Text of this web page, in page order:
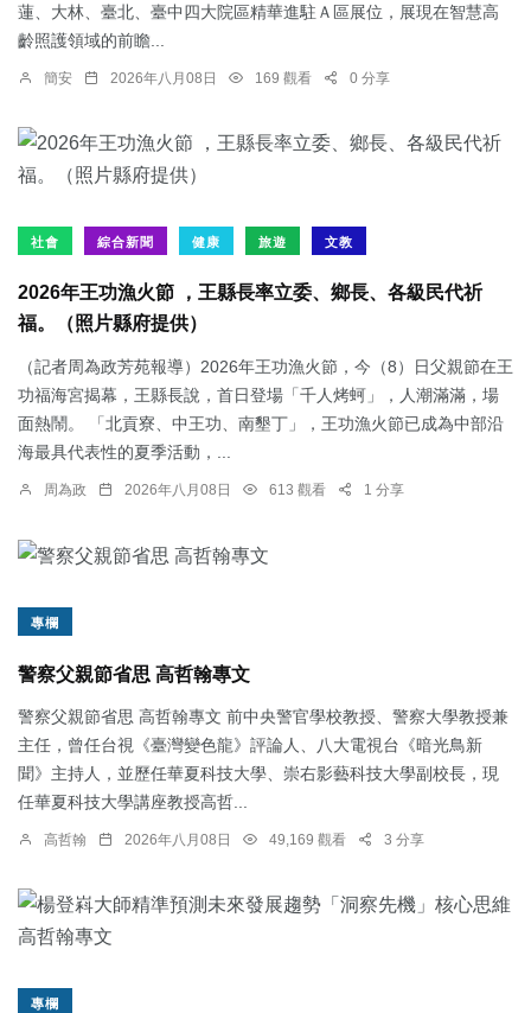
蓮、大林、臺北、臺中四大院區精華進駐Ａ區展位，展現在智慧高
齡照護領域的前瞻...
簡安 2026年八月08日 169 觀看 0 分享
社會 綜合新聞 健康 旅遊 文教
2026年王功漁火節 ，王縣長率立委、鄉長、各級民代祈
福。（照片縣府提供）
（記者周為政芳苑報導）2026年王功漁火節，今（8）日父親節在王
功福海宮揭幕，王縣長說，首日登場「千人烤蚵」，人潮滿滿，場
面熱鬧。 「北貢寮、中王功、南墾丁」，王功漁火節已成為中部沿
海最具代表性的夏季活動，...
周為政 2026年八月08日 613 觀看 1 分享
專欄
警察父親節省思 高哲翰專文
警察父親節省思 高哲翰專文 前中央警官學校教授、警察大學教授兼
主任，曾任台視《臺灣變色龍》評論人、八大電視台《暗光鳥新
聞》主持人，並歷任華夏科技大學、崇右影藝科技大學副校長，現
任華夏科技大學講座教授高哲...
高哲翰 2026年八月08日 49,169 觀看 3 分享
專欄